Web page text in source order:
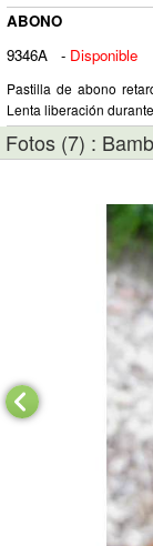
ABONO
9346A
- Disponible
Pastilla de abono
Lenta liberación
Fotos (7) :